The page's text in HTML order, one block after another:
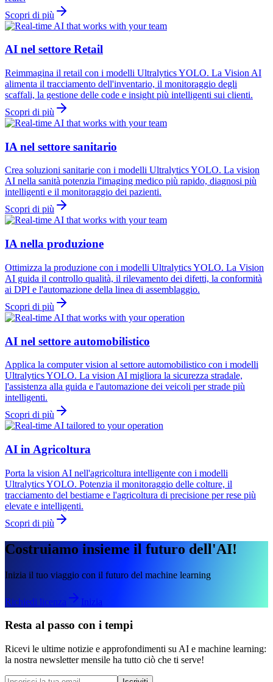
Scopri di più
AI nel settore Retail
Reimmagina il retail con i modelli Ultralytics YOLO. La Vision AI
alimenta il tracciamento dell'inventario, il monitoraggio degli
scaffali, la gestione delle code e insight più intelligenti sui clienti.
Scopri di più
IA nel settore sanitario
Crea soluzioni sanitarie con i modelli Ultralytics YOLO. La vision
AI nella sanità potenzia l'imaging medico più rapido, diagnosi più
intelligenti e il monitoraggio dei pazienti.
Scopri di più
IA nella produzione
Ottimizza la produzione con i modelli Ultralytics YOLO. La Vision
AI guida il controllo qualità, il rilevamento dei difetti, la conformità
ai DPI e l'automazione della linea di assemblaggio.
Scopri di più
AI nel settore automobilistico
Applica la computer vision al settore automobilistico con i modelli
Ultralytics YOLO. La vision AI migliora la sicurezza stradale,
l'assistenza alla guida e l'automazione dei veicoli per strade più
intelligenti.
Scopri di più
AI in Agricoltura
Porta la vision AI nell'agricoltura intelligente con i modelli
Ultralytics YOLO. Potenzia il monitoraggio delle colture, il
tracciamento del bestiame e l'agricoltura di precisione per rese più
elevate e intelligenti.
Scopri di più
Costruiamo insieme il futuro dell'AI!
Inizia il tuo viaggio con il futuro del machine learning
Richiedi licenza Inizia
Resta al passo con i tempi
Ricevi le ultime notizie e approfondimenti su AI e machine learning:
la nostra newsletter mensile ha tutto ciò che ti serve!